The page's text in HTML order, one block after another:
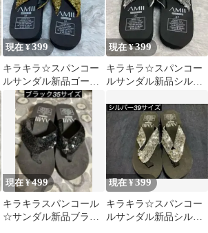
現在 ¥399
キラキラ☆スパンコー
ルサンダル新品ゴール
ド37サイズ
現在 ¥399
キラキラ☆スパンコー
ルサンダル新品シルバ
現在 ¥499
キラキラスパンコール
☆サンダル新品ブラッ
現在 ¥399
キラキラ☆スパンコー
ルサンダル新品シルバ